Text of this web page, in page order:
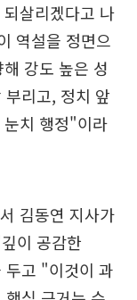
살리겠다고 나
역설을 정면으
강도 높은 성
리고, 정치 앞
눈치 행정"이라
김동연 지사가
이 공감한
두고 "이것이 과